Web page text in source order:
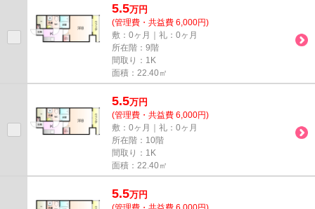
5.5万円
(管理費・共益費 6,000円)
敷：0ヶ月｜礼：0ヶ月
所在階：9階
間取り：1K
面積：22.40㎡
5.5万円
(管理費・共益費 6,000円)
敷：0ヶ月｜礼：0ヶ月
所在階：10階
間取り：1K
面積：22.40㎡
5.5万円